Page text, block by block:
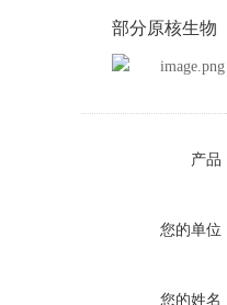
部分原核生
产品
您的单位
您的姓名